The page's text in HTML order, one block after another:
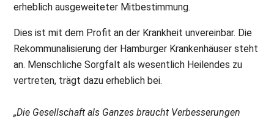
erheblich ausgeweiteter Mitbestimmung.
Dies ist mit dem Profit an der Krankheit unvereinbar. Die
Rekommunalisierung der Hamburger Krankenhäuser steht
an. Menschliche Sorgfalt als wesentlich Heilendes zu
vertreten, trägt dazu erheblich bei.
„Die Gesellschaft als Ganzes braucht Verbesserungen